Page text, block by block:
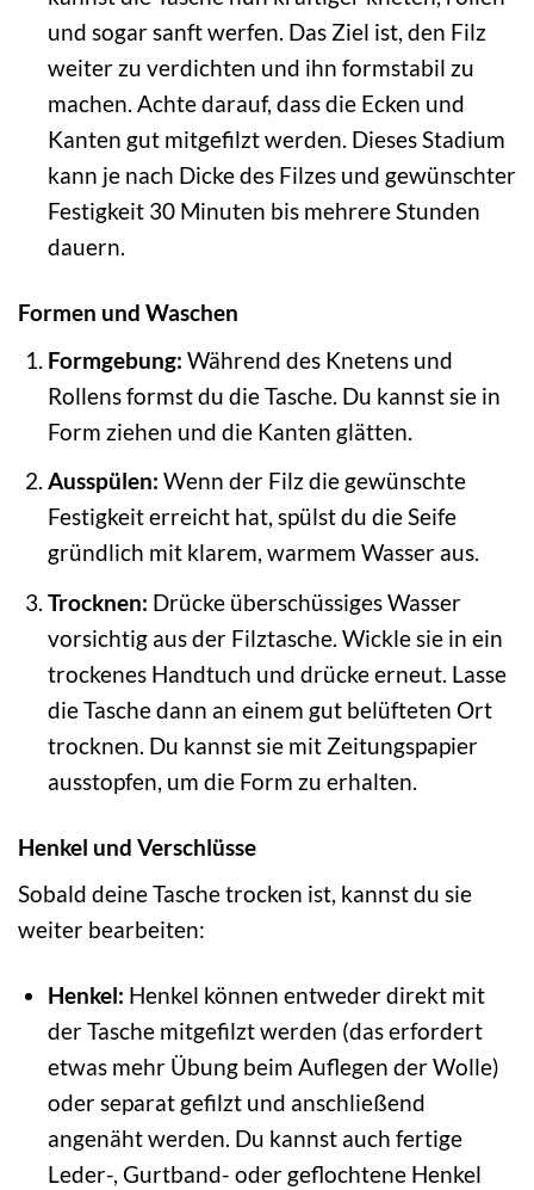
und sogar sanft werfen. Das Ziel ist, den Filz
weiter zu verdichten und ihn formstabil zu
machen. Achte darauf, dass die Ecken und
Kanten gut mitgefilzt werden. Dieses Stadium
kann je nach Dicke des Filzes und gewünschter
Festigkeit 30 Minuten bis mehrere Stunden
dauern.
Formen und Waschen
Formgebung: Während des Knetens und
Rollens formst du die Tasche. Du kannst sie in
Form ziehen und die Kanten glätten.
Ausspülen: Wenn der Filz die gewünschte
Festigkeit erreicht hat, spülst du die Seife
gründlich mit klarem, warmem Wasser aus.
Trocknen: Drücke überschüssiges Wasser
vorsichtig aus der Filztasche. Wickle sie in ein
trockenes Handtuch und drücke erneut. Lasse
die Tasche dann an einem gut belüfteten Ort
trocknen. Du kannst sie mit Zeitungspapier
ausstopfen, um die Form zu erhalten.
Henkel und Verschlüsse
Sobald deine Tasche trocken ist, kannst du sie
weiter bearbeiten:
Henkel: Henkel können entweder direkt mit
der Tasche mitgefilzt werden (das erfordert
etwas mehr Übung beim Auflegen der Wolle)
oder separat gefilzt und anschließend
angenäht werden. Du kannst auch fertige
Leder-, Gurtband- oder geflochtene Henkel